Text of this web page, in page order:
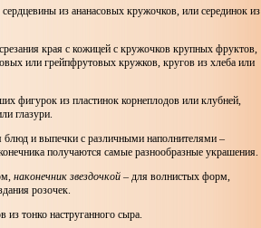
из ананасовых кружочков, или серединок из
края с кожицей с кружочков крупных фруктов,
или грейпфрутовых кружков, кругов из хлеба или
фигурок из пластинок корнеплодов или клубней,
глазури.
блюд и выпечки с различными наполнителями –
получаются самые разнообразные украшения.
наконечник звездочкой – для волнистых форм,
розочек.
из тонко наструганного сыра.